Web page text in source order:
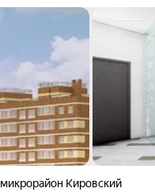
микрорайон Кировский